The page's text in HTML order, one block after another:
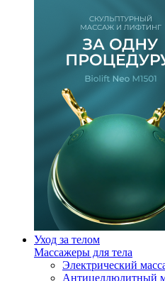
Уход за телом
Массажеры для тела
Электрический
Антицеллюлитный